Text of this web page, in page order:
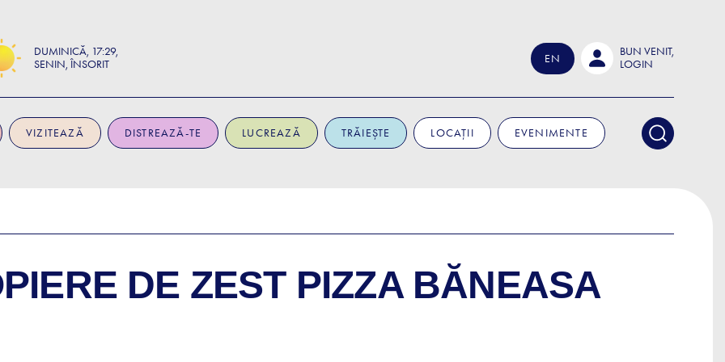
DUMINICĂ 17:29
SENIN, ÎNSORIT
EN
BUN VENIT,
LOGIN
VIZITEAZĂ DISTREAZĂ-TE LUCREAZĂ TRĂIEȘTE LOCAȚII EVENIMENTE
DE ZEST PIZZA BĂNEASA